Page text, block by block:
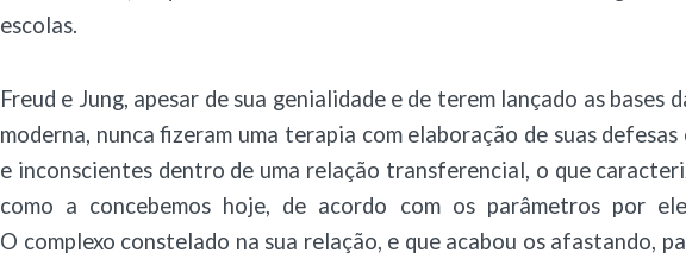
escolas.
Freud e Jung, apesar de sua genialidade e de terem lançado as bases
moderna, nunca fizeram uma terapia com elaboração de suas
e inconscientes dentro de uma relação transferencial, o que
como a concebemos hoje, de acordo com os parâmetros por
O complexo constelado na sua relação, e que acabou os afastando,